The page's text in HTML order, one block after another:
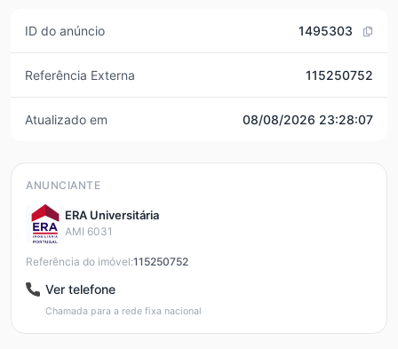
ID do anúncio 1495303
Referência Externa 115250752
Atualizado em 08/08/2026 23:28:07
ANUNCIANTE
ERA Universitária
AMI 6031
Referência do imóvel:115250752
Ver telefone
Chamada para a rede fixa nacional